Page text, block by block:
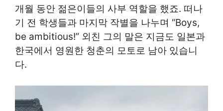
개월 동안 젊은이들의 사부 역할을 했죠. 떠나
기 전 학생들과 마지막 작별을 나누며 “Boys,
be ambitious!” 외친 그의 말은 지금도 일본과
한국에서 영원한 청춘의 모토로 남아 있습니
다.